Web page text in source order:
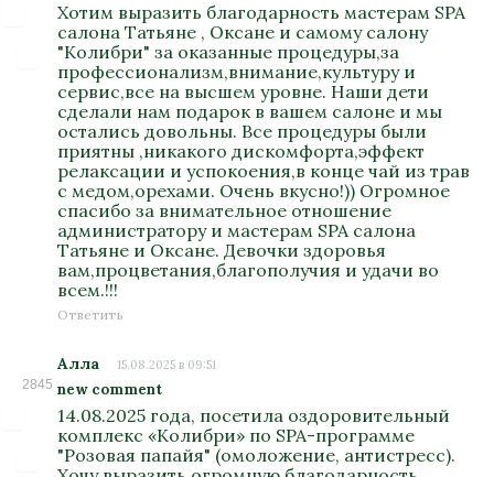
Хотим выразить благодарность мастерам SPA
салона Татьяне , Оксане и самому салону
"Колибри" за оказанные процедуры,за
профессионализм,внимание,культуру и
сервис,все на высшем уровне. Наши дети
сделали нам подарок в вашем салоне и мы
остались довольны. Все процедуры были
приятны ,никакого дискомфорта,эффект
релаксации и успокоения,в конце чай из трав
с медом,орехами. Очень вкусно!)) Огромное
спасибо за внимательное отношение
администратору и мастерам SPA салона
Татьяне и Оксане. Девочки здоровья
вам,процветания,благополучия и удачи во
всем.!!!
Ответить
2845
Алла 15.08.2025 в 09:51
new comment
14.08.2025 года, посетила оздоровительный
комплекс «Колибри» по SPA-программе
"Розовая папайя" (омоложение, антистресс).